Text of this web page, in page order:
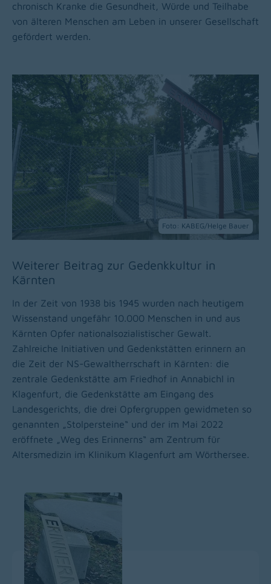
chronisch Kranke die Gesundheit, Würde und Teilhabe
von älteren Menschen am Leben in unserer Gesellschaft
gefördert werden.
Foto: KABEG/Helge Bauer
Weiterer Beitrag zur Gedenkkultur in
Kärnten
In der Zeit von 1938 bis 1945 wurden nach heutigem
Wissenstand ungefähr 10.000 Menschen in und aus
Kärnten Opfer nationalsozialistischer Gewalt.
Zahlreiche Initiativen und Gedenkstätten erinnern an
die Zeit der NS-Gewaltherrschaft in Kärnten: die
zentrale Gedenkstätte am Friedhof in Annabichl in
Klagenfurt, die Gedenkstätte am Eingang des
Landesgerichts, die drei Opfergruppen gewidmeten so
genannten „Stolpersteine“ und der im Mai 2022
eröffnete „Weg des Erinnerns“ am Zentrum für
Altersmedizin im Klinikum Klagenfurt am Wörthersee.